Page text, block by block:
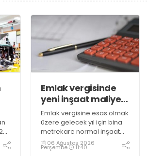
Emlak vergisinde
yeni inşaat maliyet
bedelleri belirlendi
Emlak vergisine esas olmak
üzere gelecek yıl için bina
metrekare normal inşaat
maliyet bedelleri,
meskenler açısından 604,1
06 Ağustos 2026
Perşembe 11:40